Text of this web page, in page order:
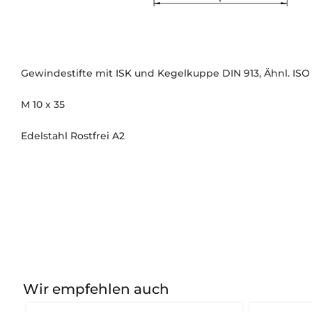
Gewindestifte mit ISK und Kegelkuppe DIN 913, Ähnl. ISO
M 10 x 35
Edelstahl Rostfrei A2
Wir empfehlen auch